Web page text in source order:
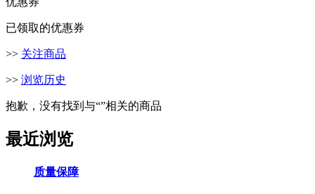
已领取的优惠券
>> 关注商品
>> 浏览历史
抱歉，没有找到与“”相关的商品
最近浏览
质量保障